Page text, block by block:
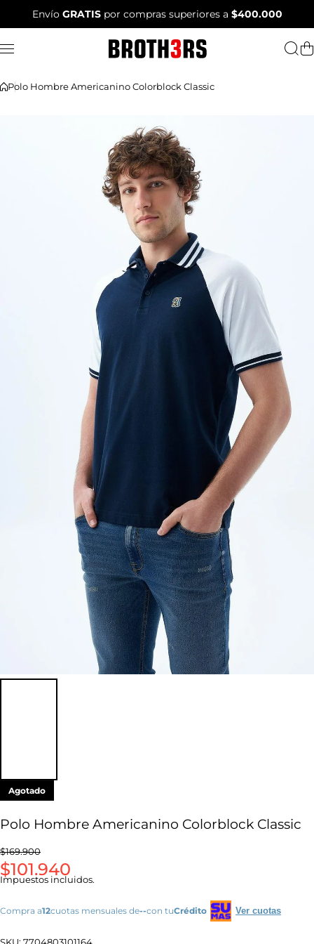
Envío GRATISpor compras superiores a $400.000
Polo Hombre Americanino Colorblock Classic
Agotado
Polo Hombre Americanino Colorblock Classic
$169.900
$101.940
Impuestos incluidos.
Compra a12cuotas mensuales de--con tuCrédito Ver cuotas